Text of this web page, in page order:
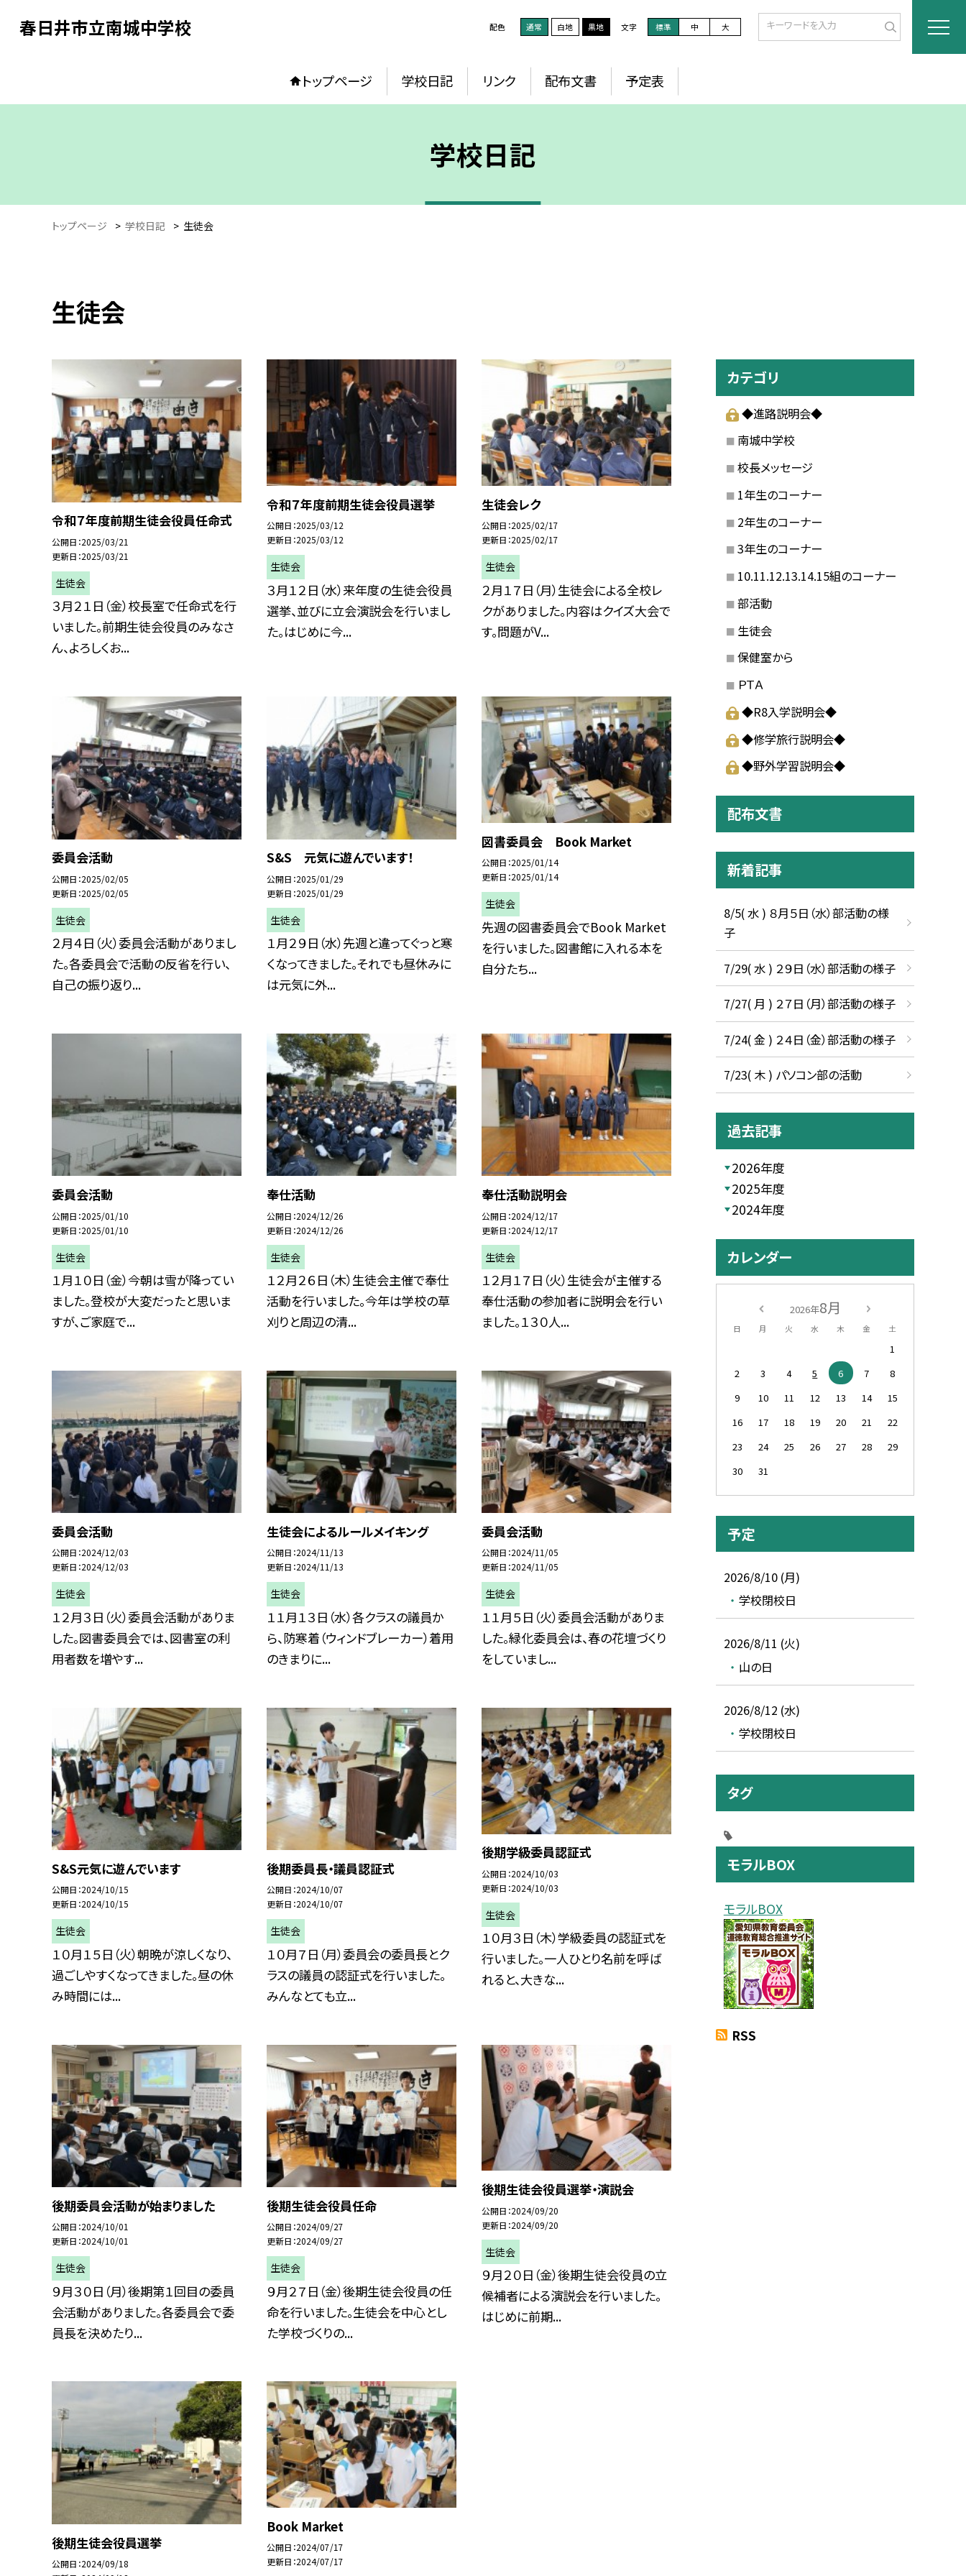
春日井市立南城中学校 配色 通常 白地 黒地 文字 標準 中 大
トップページ 学校日記 リンク 配布文書 予定表
学校日記
トップページ > 学校日記 > 生徒会
生徒会
令和７年度前期生徒会役員任命式
公開日 2025/03/21
更新日 2025/03/21
生徒会
３月２１日（金）校長室で任命式を行
いました。前期生徒会役員のみなさ
ん、よろしくお...
令和７年度前期生徒会役員選挙
公開日 2025/03/12
更新日 2025/03/12
生徒会
３月１２日（水）来年度の生徒会役員
選挙、並びに立会演説会を行いまし
た。はじめに今...
生徒会レク
公開日 2025/02/17
更新日 2025/02/17
生徒会
２月１７日（月）生徒会による全校レ
クがありました。内容はクイズ大会で
す。問題がV...
委員会活動
公開日 2025/02/05
更新日 2025/02/05
生徒会
２月４日（火）委員会活動がありまし
た。各委員会で活動の反省を行い、
自己の振り返り...
S&S 元気に遊んでいます！
公開日 2025/01/29
更新日 2025/01/29
生徒会
１月２９日（水）先週と違ってぐっと寒
くなってきました。それでも昼休みに
は元気に外...
図書委員会 Book Market
公開日 2025/01/14
更新日 2025/01/14
生徒会
先週の図書委員会でBook Market
を行いました。図書館に入れる本を
自分たち...
委員会活動
公開日 2025/01/10
更新日 2025/01/10
生徒会
１月１０日（金）今朝は雪が降ってい
ました。登校が大変だったと思いま
すが、ご家庭で...
奉仕活動
公開日 2024/12/26
更新日 2024/12/26
生徒会
１２月２６日（木）生徒会主催で奉仕
活動を行いました。今年は学校の草
刈りと周辺の清...
奉仕活動説明会
公開日 2024/12/17
更新日 2024/12/17
生徒会
１２月１７日（火）生徒会が主催する
奉仕活動の参加者に説明会を行い
ました。１３０人...
委員会活動
公開日 2024/12/03
更新日 2024/12/03
生徒会
１２月３日（火）委員会活動がありま
した。図書委員会では、図書室の利
用者数を増やす...
生徒会によるルールメイキング
公開日 2024/11/13
更新日 2024/11/13
生徒会
１１月１３日（水）各クラスの議員か
ら、防寒着（ウィンドブレーカー）着用
のきまりに...
委員会活動
公開日 2024/11/05
更新日 2024/11/05
生徒会
１１月５日（火）委員会活動がありま
した。緑化委員会は、春の花壇づくり
をしていまし...
S&S元気に遊んでいます
公開日 2024/10/15
更新日 2024/10/15
生徒会
１０月１５日（火）朝晩が涼しくなり、
過ごしやすくなってきました。昼の休
み時間には...
後期委員長・議員認証式
公開日 2024/10/07
更新日 2024/10/07
生徒会
１０月７日（月）委員会の委員長とク
ラスの議員の認証式を行いました。
みんなとても立...
後期学級委員認証式
公開日 2024/10/03
更新日 2024/10/03
生徒会
１０月３日（木）学級委員の認証式を
行いました。一人ひとり名前を呼ば
れると、大きな...
後期委員会活動が始まりました
公開日 2024/10/01
更新日 2024/10/01
生徒会
９月３０日（月）後期第１回目の委員
会活動がありました。各委員会で委
員長を決めたり...
後期生徒会役員任命
公開日 2024/09/27
更新日 2024/09/27
生徒会
９月２７日（金）後期生徒会役員の任
命を行いました。生徒会を中心とし
た学校づくりの...
後期生徒会役員選挙・演説会
公開日 2024/09/20
更新日 2024/09/20
生徒会
９月２０日（金）後期生徒会役員の立
候補者による演説会を行いました。
はじめに前期...
後期生徒会役員選挙
公開日 2024/09/18
Book Market
公開日 2024/07/17
更新日 2024/07/17
カテゴリ
◆進路説明会◆
南城中学校
校長メッセージ
1年生のコーナー
2年生のコーナー
3年生のコーナー
10.11.12.13.14.15組のコーナー
部活動
生徒会
保健室から
ＰＴＡ
◆R8入学説明会◆
◆修学旅行説明会◆
◆野外学習説明会◆
配布文書
新着記事
8/5( 水 ) ８月５日（水）部活動の様
子
7/29( 水 ) ２９日（水）部活動の様子
7/27( 月 ) ２７日（月）部活動の様子
7/24( 金 ) ２４日（金）部活動の様子
7/23( 木 ) パソコン部の活動
過去記事
2026年度
2025年度
2024年度
カレンダー
2026年8月
日 月 火 水 木 金 土
1
2
3 4 5 6 7
8
9
10 11 12 13 14
15
16
17 18 19 20 21
22
23
24 25 26 27 28
29
30
31
予定
2026/8/10 (月)
学校閉校日
2026/8/11 (火)
山の日
2026/8/12 (水)
学校閉校日
タグ
モラルBOX
モラルBOX
RSS